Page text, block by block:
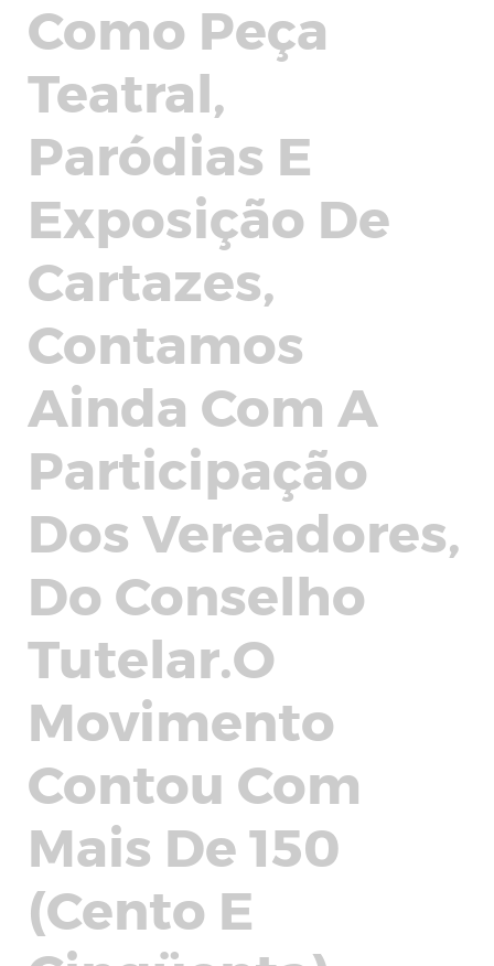
Como Peça
Teatral,
Paródias E
Exposição De
Cartazes,
Contamos
Ainda Com A
Participação
Dos Vereadores,
Do Conselho
Tutelar.O
Movimento
Contou Com
Mais De 150
(Cento E